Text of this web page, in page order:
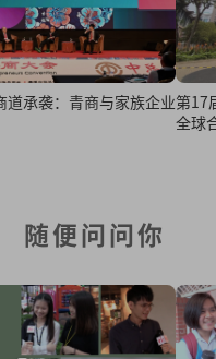
道承袭：青商与家族企业第17
全球
随便问问你